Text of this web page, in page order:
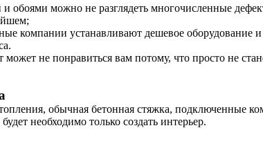
обоями можно не разглядеть многочисленные
компании устанавливают дешевое оборудование
не понравиться вам потому, что просто не
обычная бетонная стяжка, подключенные
необходимо только создать интерьер.